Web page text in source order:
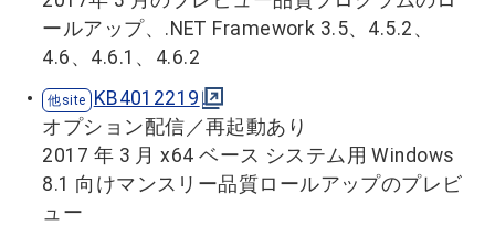
ールアップ、.NET Framework 3.5、4.5.2、
4.6、4.6.1、4.6.2
KB4012219
オプション配信／再起動あり
2017 年 3 月 x64 ベース システム用 Windows
8.1 向けマンスリー品質ロールアップのプレビ
ュー